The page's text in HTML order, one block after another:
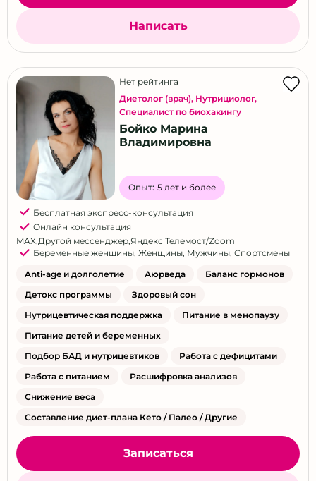
Написать
Нет рейтинга
Диетолог (врач), Нутрициолог,
Специалист по биохакингу
Бойко Марина
Владимировна
Опыт: 5 лет и более
Бесплатная экспресс-консультация
Онлайн консультация
MAX,Другой мессенджер,Яндекс Телемост/Zoom
Беременные женщины, Женщины, Мужчины, Спортсмены
Anti-age и долголетие Аюрведа
Баланс гормонов
Детокс программы
Здоровый сон
Нутрицевтическая поддержка
Питание в менопаузу
Питание детей и беременных
Подбор БАД и нутрицевтиков
Работа с дефицитами
Работа с питанием
Расшифровка анализов
Снижение веса
Составление диет-плана Кето / Палео / Другие
Записаться